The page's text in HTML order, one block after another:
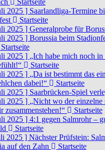
Startseite
2025 ] Saarlandliga-Termine
Startseite
2025 ] Generalprobe für
2025 ] Borussia beim
Startseite
2025 ] „Ich habe mich noch
Startseite
2025 ] „Da ist bestimmt das
dabei!“
Startseite
2025 ] Saarbrücken-Spiel
2025 ] „Nicht wo der einzelne
zusammenstehen!“
Startseite
2025 ] 4:1 gegen Salmrohr –
Startseite
2025 ] Nächster Prüfstein:
auf den Zahn
Startseite